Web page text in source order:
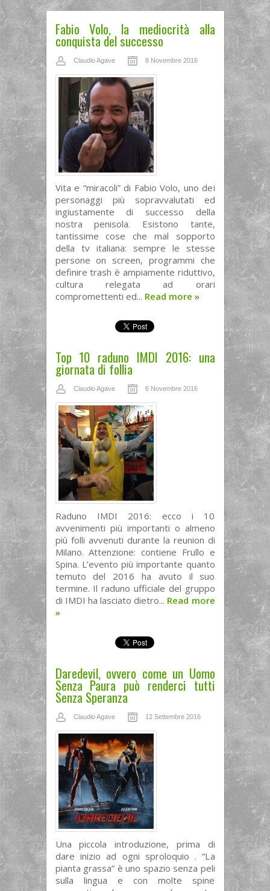
Fabio Volo, la mediocrità alla
conquista del successo
Claudio Agave 8 Novembre 2016
Vita e “miracoli” di Fabio Volo, uno dei
personaggi più sopravvalutati ed
ingiustamente di successo della
nostra penisola. Esistono tante,
tantissime cose che mal sopporto
della tv italiana: sempre le stesse
persone on screen, programmi che
definire trash è ampiamente riduttivo,
cultura relegata ad orari
compromettenti ed... Read more »
Top 10 raduno IMDI 2016: una
giornata di follia
Claudio Agave 6 Novembre 2016
Raduno IMDI 2016: ecco i 10
avvenimenti più importanti o almeno
più folli avvenuti durante la reunion di
Milano. Attenzione: contiene Frullo e
Spina. L’evento più importante quanto
temuto del 2016 ha avuto il suo
termine. Il raduno ufficiale del gruppo
di IMDI ha lasciato dietro... Read more
»
Daredevil, ovvero come un Uomo
Senza Paura può renderci tutti
Senza Speranza
Claudio Agave 12 Settembre 2016
Una piccola introduzione, prima di
dare inizio ad ogni sproloquio . “La
pianta grassa” è uno spazio senza peli
sulla lingua e con molte spine